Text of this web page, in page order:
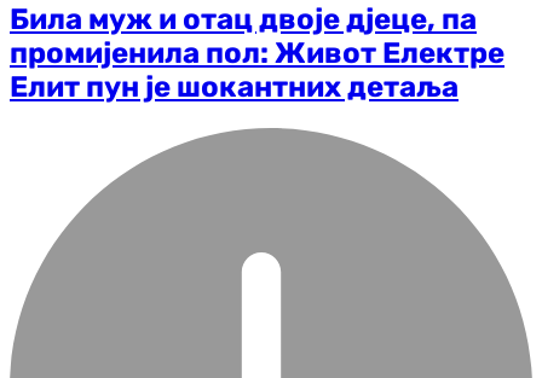
Била муж и отац двоје д‌јеце, па
промијенила пол: Живот Електре
Елит пун је шокантних детаља